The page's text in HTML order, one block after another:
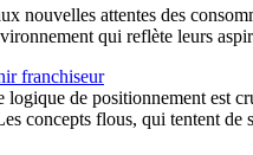
franchiseur
nouvelles attentes des
qui reflète leurs
de positionnement est
concepts flous, qui tentent